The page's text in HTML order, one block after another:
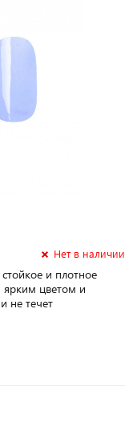
Нет в наличии
и плотное
цветом и
не течет